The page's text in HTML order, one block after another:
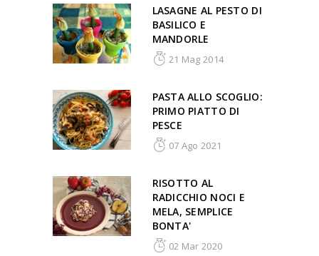
LASAGNE AL PESTO DI
BASILICO E
MANDORLE
21 Mag 2014
PASTA ALLO SCOGLIO:
PRIMO PIATTO DI
PESCE
07 Ago 2021
RISOTTO AL
RADICCHIO NOCI E
MELA, SEMPLICE
BONTA'
02 Mar 2020